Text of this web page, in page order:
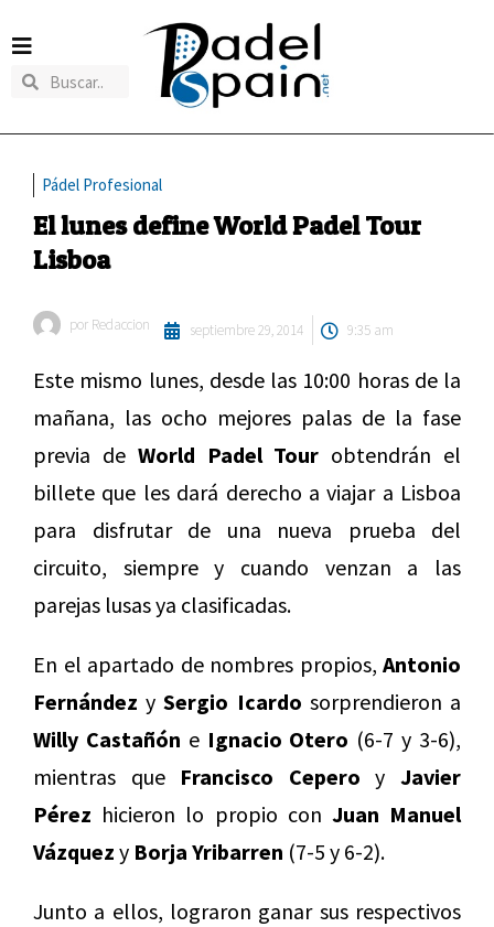
Pádel Profesional
El lunes define World Padel Tour
Lisboa
por Redaccion septiembre 29, 2014 9:35 am
Este mismo lunes, desde las 10:00 horas de la
mañana, las ocho mejores palas de la fase
previa de World Padel Tour obtendrán el
billete que les dará derecho a viajar a Lisboa
para disfrutar de una nueva prueba del
circuito, siempre y cuando venzan a las
parejas lusas ya clasificadas.
En el apartado de nombres propios, Antonio
FernándezySergio Icardo sorprendieron a
Willy Castañón eIgnacio Otero (6-7 y 3-6),
mientras que Francisco Cepero yJavier
Pérez hicieron lo propio con Juan Manuel
Vázquez y Borja Yribarren (7-5 y 6-2).
Junto a ellos, lograron ganar sus respectivos